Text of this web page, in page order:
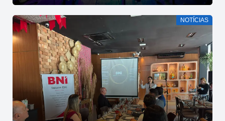
NOTÍCIAS